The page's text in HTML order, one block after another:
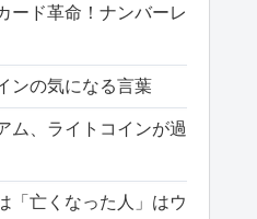
ード革命！ナンバーレ
ンの気になる言葉
ム、ライトコインが過
「亡くなった人」はウ